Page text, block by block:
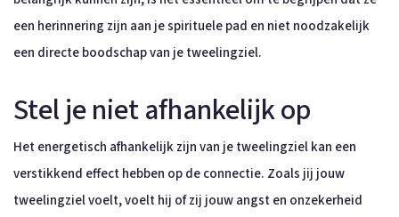
een herinnering zijn aan je spirituele pad en niet noodzakelijk
een directe boodschap van je tweelingziel.
Stel je niet afhankelijk op
Het energetisch afhankelijk zijn van je tweelingziel kan een
verstikkend effect hebben op de connectie. Zoals jij jouw
tweelingziel voelt, voelt hij of zij jouw angst en onzekerheid